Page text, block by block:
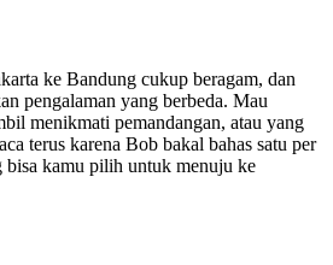
ke Bandung cukup beragam, dan
pengalaman yang berbeda. Mau
menikmati pemandangan, atau yang
terus karena Bob bakal bahas satu per
bisa kamu pilih untuk menuju ke